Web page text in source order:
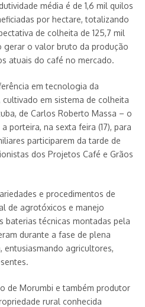
média é de 1,6 mil quilos
por hectare, totalizando
de colheita de 125,7 mil
gerar o valor bruto da produção
atuais do café no mercado.
em tecnologia da
em sistema de colheita
de Carlos Roberto Massa – o
porteira, na sexta feira (17), para
participarem da tarde de
dos Projetos Café e Grãos
e procedimentos de
de agrotóxicos e manejo
baterias técnicas montadas pela
durante a fase de plena
entusiasmando agricultores,
de Morumbi e também produtor
rural conhecida